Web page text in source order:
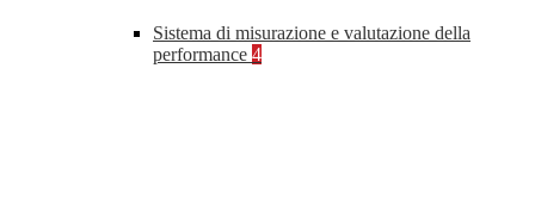
Sistema di misurazione e valutazione della
performance 4